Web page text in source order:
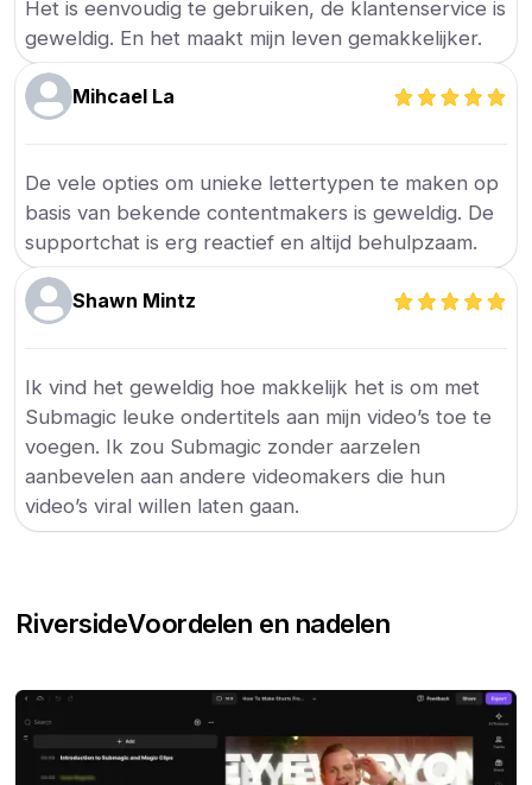
Het is eenvoudig te gebruiken, de klantenservice is
geweldig. En het maakt mijn leven gemakkelijker.
Mihcael La
De vele opties om unieke lettertypen te maken op
basis van bekende contentmakers is geweldig. De
supportchat is erg reactief en altijd behulpzaam.
Shawn Mintz
Ik vind het geweldig hoe makkelijk het is om met
Submagic leuke ondertitels aan mijn video’s toe te
voegen. Ik zou Submagic zonder aarzelen
aanbevelen aan andere videomakers die hun
video’s viral willen laten gaan.
RiversideVoordelen en nadelen